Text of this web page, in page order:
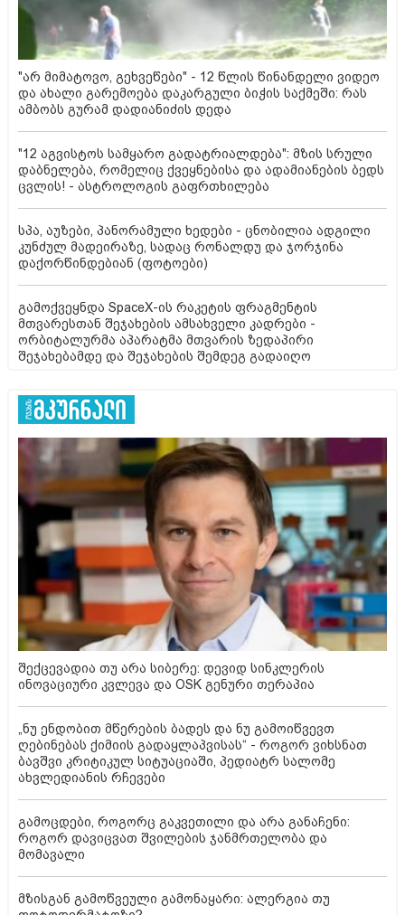
"არ მიმატოვო, გეხვეწები" - 12 წლის წინანდელი ვიდეო
და ახალი გარემოება დაკარგული ბიჭის საქმეში: რას
ამბობს გურამ დადიანიძის დედა
"12 აგვისტოს სამყარო გადატრიალდება": მზის სრული
დაბნელება, რომელიც ქვეყნებისა და ადამიანების ბედს
ცვლის! - ასტროლოგის გაფრთხილება
სპა, აუზები, პანორამული ხედები - ცნობილია ადგილი
კუნძულ მადეირაზე, სადაც რონალდუ და ჯორჯინა
დაქორწინდებიან (ფოტოები)
გამოქვეყნდა SpaceX-ის რაკეტის ფრაგმენტის
მთვარესთან შეჯახების ამსახველი კადრები -
ორბიტალურმა აპარატმა მთვარის ზედაპირი
შეჯახებამდე და შეჯახების შემდეგ გადაიღო
შექცევადია თუ არა სიბერე: დევიდ სინკლერის
ინოვაციური კვლევა და OSK გენური თერაპია
„ნუ ენდობით მწერების ბადეს და ნუ გამოიწვევთ
ღებინებას ქიმიის გადაყლაპვისას“ - როგორ ვიხსნათ
ბავშვი კრიტიკულ სიტუაციაში, პედიატრ სალომე
ახვლედიანის რჩევები
გამოცდები, როგორც გაკვეთილი და არა განაჩენი:
როგორ დავიცვათ შვილების ჯანმრთელობა და
მომავალი
მზისგან გამოწვეული გამონაყარი: ალერგია თუ